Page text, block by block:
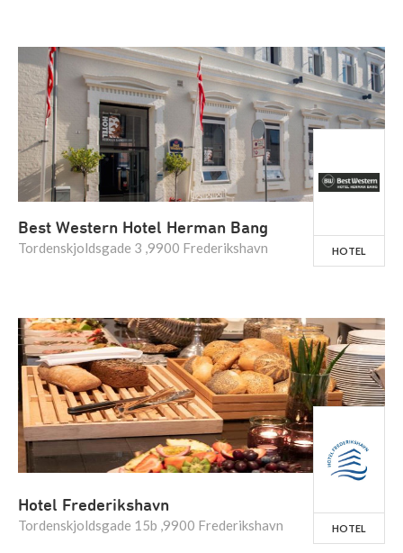
Best Western Hotel Herman Bang
Tordenskjoldsgade 3 ,9900 Frederikshavn HOTEL
Hotel Frederikshavn
Tordenskjoldsgade 15b ,9900 Frederikshavn HOTEL